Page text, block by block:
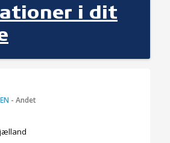
i dit
- Andet